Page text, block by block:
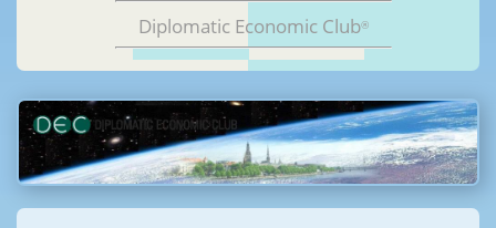
Diplomatic Economic Club®